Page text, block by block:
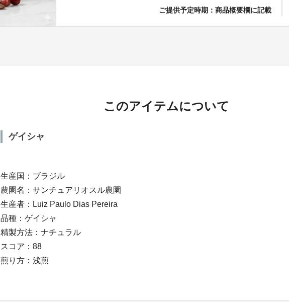
ご提供予定時期：商品概要欄に記載
このアイテムについて
ゲイシャ
生産国：ブラジル
農園名：サンチュアリオスル農園
生産者：Luiz Paulo Dias Pereira
品種：ゲイシャ
精製方法：ナチュラル
スコア：88
煎り方：浅煎